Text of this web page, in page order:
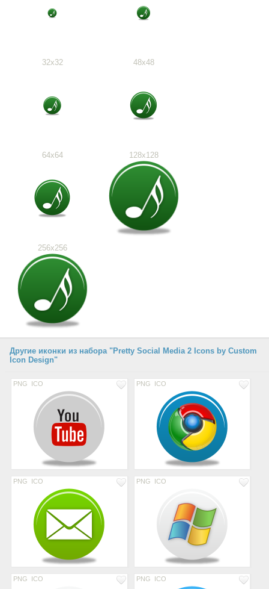
32x32 48x48
64x64 128x128
256x256
Другие иконки из набора "Pretty Social Media 2 Icons by Custom
Icon Design"
PNG ICO PNG ICO
PNG ICO PNG ICO
PNG ICO PNG ICO